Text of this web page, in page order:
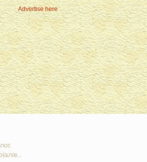
Advertise here